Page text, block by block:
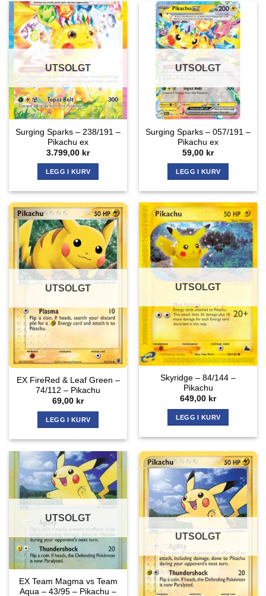
UTSOLGT
Surging Sparks – 238/191 –
Pikachu ex
3.799,00 kr
LEGG I KURV
UTSOLGT
Surging Sparks – 057/191 –
Pikachu ex
59,00 kr
LEGG I KURV
UTSOLGT
EX FireRed & Leaf Green –
74/112 – Pikachu
69,00 kr
LEGG I KURV
UTSOLGT
Skyridge – 84/144 –
Pikachu
649,00 kr
LEGG I KURV
UTSOLGT
EX Team Magma vs Team
Aqua – 43/95 – Pikachu –
UTSOLGT